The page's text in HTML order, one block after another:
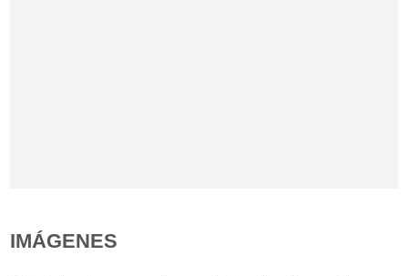
IMÁGENES